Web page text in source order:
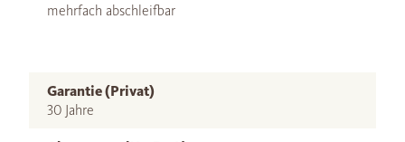
mehrfach abschleifbar
Garantie (Privat)
30 Jahre